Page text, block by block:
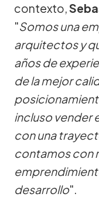
contexto,
"Somos una
arquitectos y
años de
de la mejor
incluso vender
con una
contamos con
desarrollo".